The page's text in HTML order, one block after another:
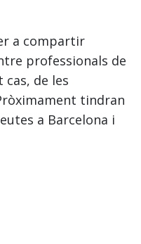
a compartir
professionals de
de les
tindran
a Barcelona i